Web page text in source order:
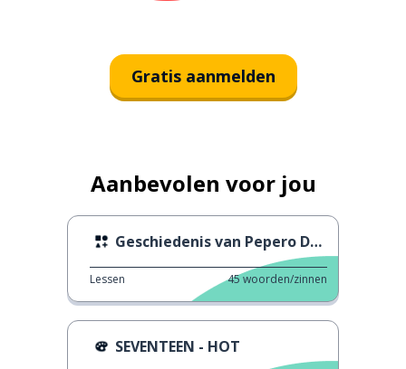
Gratis aanmelden
Aanbevolen voor jou
Geschiedenis van Pepero Dag
Lessen 45woorden/zinnen
SEVENTEEN - HOT